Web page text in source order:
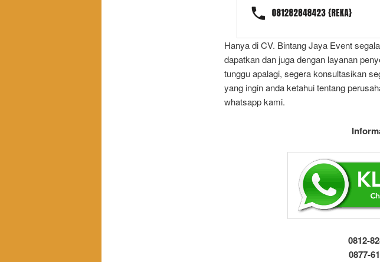
Hanya di CV. Bintang Jaya Event
dapatkan dan juga dengan layanan
tunggu apalagi, segera konsultasikan
yang ingin anda ketahui tentang
whatsapp kami.
0812-
0877-